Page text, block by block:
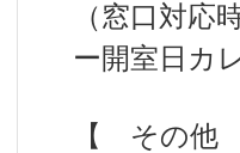
（窓口対
ー開室日カ
【 その他